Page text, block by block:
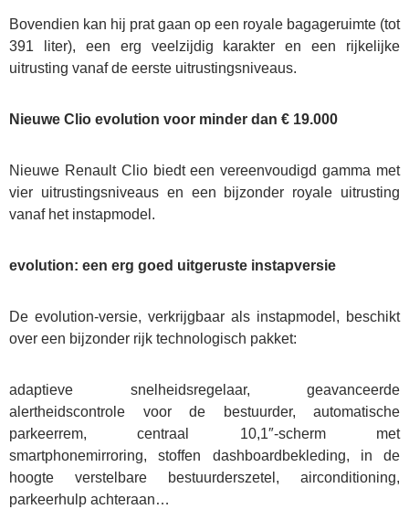
Carrosserie
Contact
Bovendien kan hij prat gaan op een royale bagageruimte (tot
391 liter), een erg veelzijdig karakter en een rijkelijke
uitrusting vanaf de eerste uitrustingsniveaus.
Nieuwe Clio evolution voor minder dan € 19.000
Nieuwe Renault Clio biedt een vereenvoudigd gamma met
vier uitrustingsniveaus en een bijzonder royale uitrusting
vanaf het instapmodel.
evolution: een erg goed uitgeruste instapversie
De evolution-versie, verkrijgbaar als instapmodel, beschikt
over een bijzonder rijk technologisch pakket:
adaptieve snelheidsregelaar, geavanceerde
alertheidscontrole voor de bestuurder, automatische
parkeerrem, centraal 10,1″-scherm met
smartphonemirroring, stoffen dashboardbekleding, in de
hoogte verstelbare bestuurderszetel, airconditioning,
parkeerhulp achteraan…